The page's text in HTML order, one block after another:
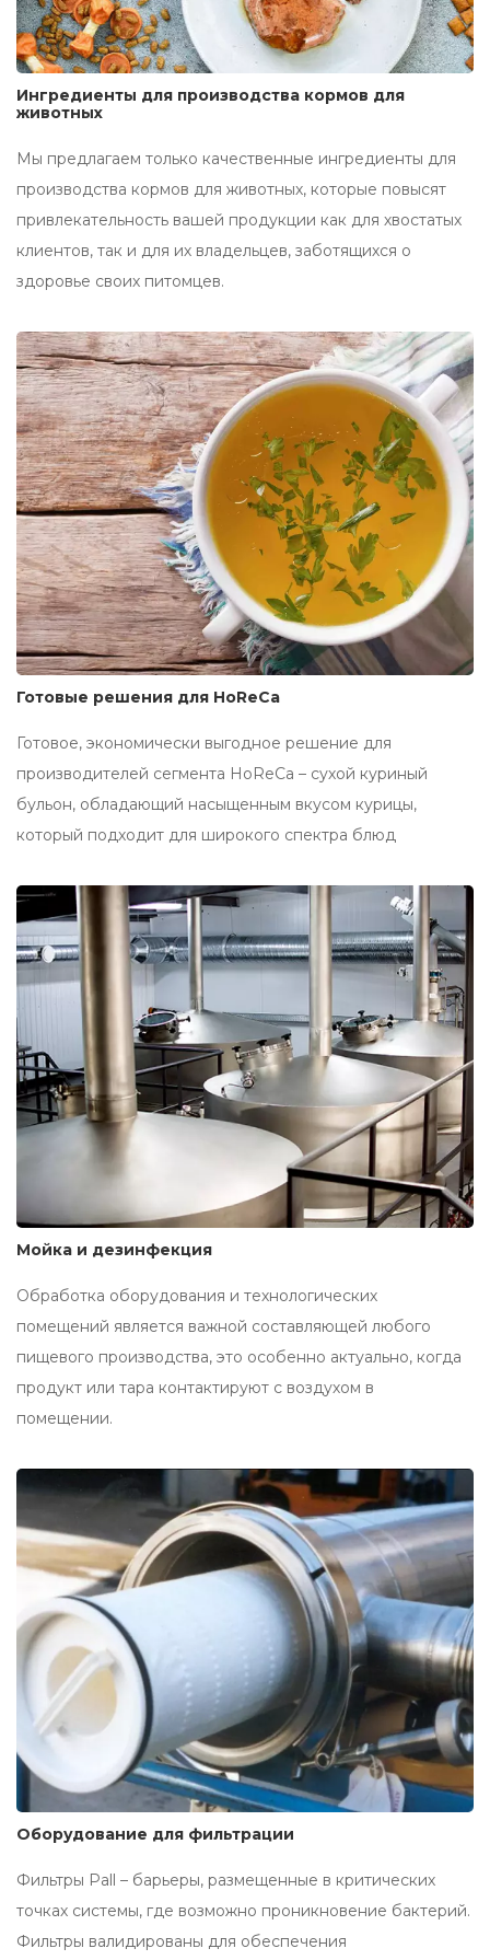
Ингредиенты для производства кормов для
животных
Мы предлагаем только качественные ингредиенты для
производства кормов для животных, которые повысят
привлекательность вашей продукции как для хвостатых
клиентов, так и для их владельцев, заботящихся о
здоровье своих питомцев.
Готовые решения для HoReCa
Готовое, экономически выгодное решение для
производителей сегмента HoReCa – сухой куриный
бульон, обладающий насыщенным вкусом курицы,
который подходит для широкого спектра блюд
Мойка и дезинфекция
Обработка оборудования и технологических
помещений является важной составляющей любого
пищевого производства, это особенно актуально, когда
продукт или тара контактируют с воздухом в
помещении.
Оборудование для фильтрации
Фильтры Pall – барьеры, размещенные в критических
точках системы, где возможно проникновение бактерий.
Фильтры валидированы для обеспечения